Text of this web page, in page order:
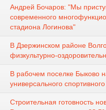
Андрей Бочаров: "Мы
современного
стадиона Логинова"
В Дзержинском районе
физкультурно-
В рабочем поселке Быково
универсального
Строительная готовность